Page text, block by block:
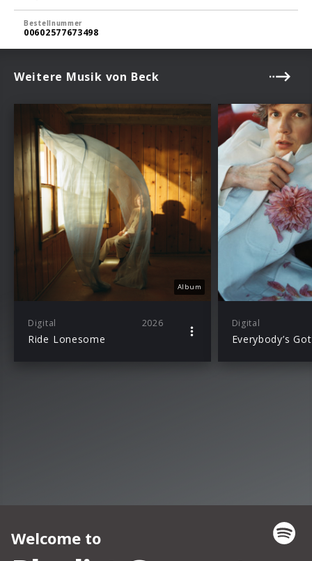
Bestellnummer
00602577673498
Weitere Musik von Beck
Album
Digital 2026
Ride Lonesome
Digital